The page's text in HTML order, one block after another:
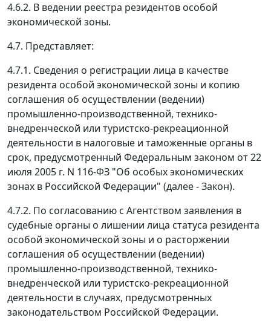
4.6.2. В ведении реестра резидентов особой
экономической зоны.
4.7. Представляет:
4.7.1. Сведения о регистрации лица в качестве
резидента особой экономической зоны и копию
соглашения об осуществлении (ведении)
промышленно-производственной, технико-
внедренческой или туристско-рекреационной
деятельности в налоговые и таможенные органы в
срок, предусмотренный Федеральным законом от 22
июля 2005 г. N 116-ФЗ "Об особых экономических
зонах в Российской Федерации" (далее - Закон).
4.7.2. По согласованию с Агентством заявления в
судебные органы о лишении лица статуса резидента
особой экономической зоны и о расторжении
соглашения об осуществлении (ведении)
промышленно-производственной, технико-
внедренческой или туристско-рекреационной
деятельности в случаях, предусмотренных
законодательством Российской Федерации.